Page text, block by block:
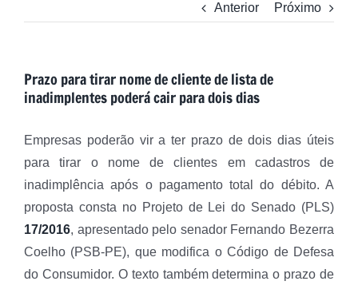
Anterior Próximo
Prazo para tirar nome de cliente de lista de
inadimplentes poderá cair para dois dias
Empresas poderão vir a ter prazo de dois dias úteis
para tirar o nome de clientes em cadastros de
inadimplência após o pagamento total do débito. A
proposta consta no Projeto de Lei do Senado (PLS)
17/2016, apresentado pelo senador Fernando Bezerra
Coelho (PSB-PE), que modifica o Código de Defesa
do Consumidor. O texto também determina o prazo de